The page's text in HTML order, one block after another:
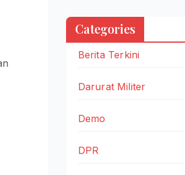
Categories
Berita Terkini
Darurat Militer
Demo
DPR